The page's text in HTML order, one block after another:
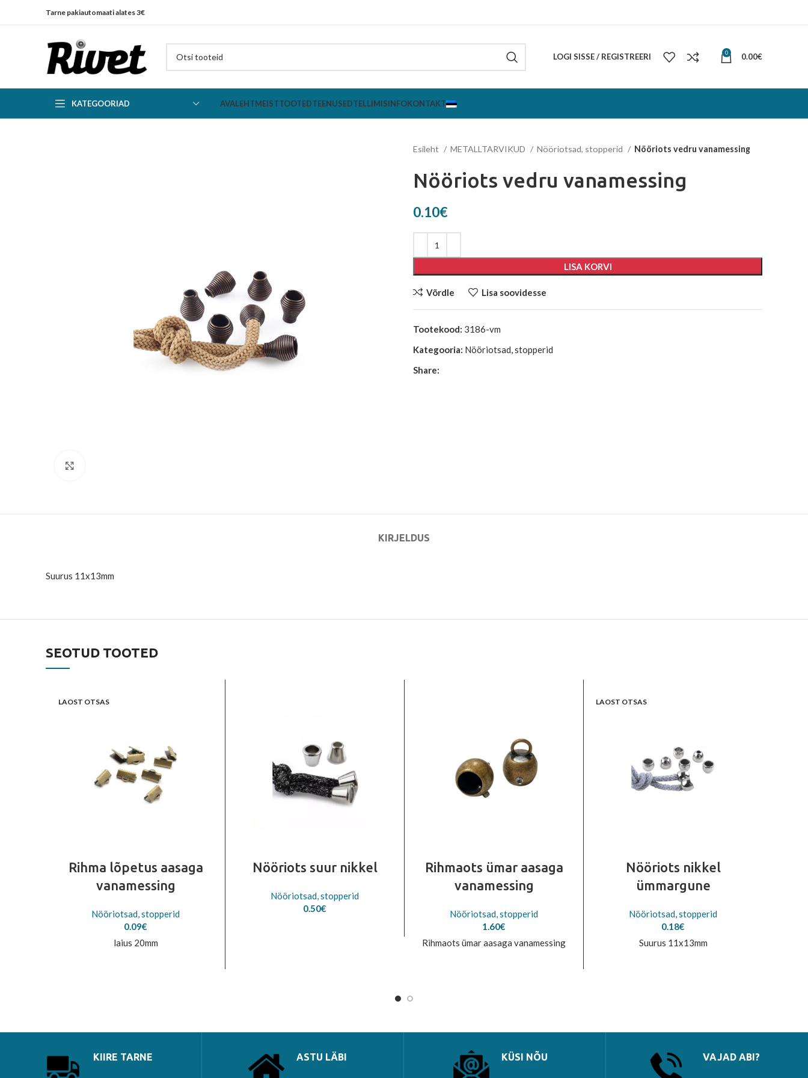
Tarne pakiautomaati alates 3€
LOGI SISSE / REGISTREERI 0 0.00€
KATEGOORIAD AVALEHTMEISTTOOTEDTEENUSEDTELLIMISINFOKONTAKT
Esileht METALLTARVIKUD Nööriotsad, stopperid Nööriots vedru vanamessing
Nööriots vedru vanamessing
0.10€
LISA KORVI
Võrdle Lisa soovidesse
Tootekood: 3186-vm
Kategooria: Nööriotsad, stopperid
Share:
KIRJELDUS
Suurus 11x13mm
SEOTUD TOOTED
LAOST OTSAS
Rihma lõpetus aasaga
vanamessing
Nööriotsad, stopperid
0.09€
laius 20mm
Nööriots suur nikkel
Nööriotsad, stopperid
0.50€
Rihmaots ümar aasaga
vanamessing
Nööriotsad, stopperid
1.60€
Rihmaots ümar aasaga vanamessing
LAOST OTSAS
Nööriots nikkel
ümmargune
Nööriotsad, stopperid
0.18€
Suurus 11x13mm
KIIRE TARNE ASTU LÄBI KÜSI NÕU VAJAD ABI?